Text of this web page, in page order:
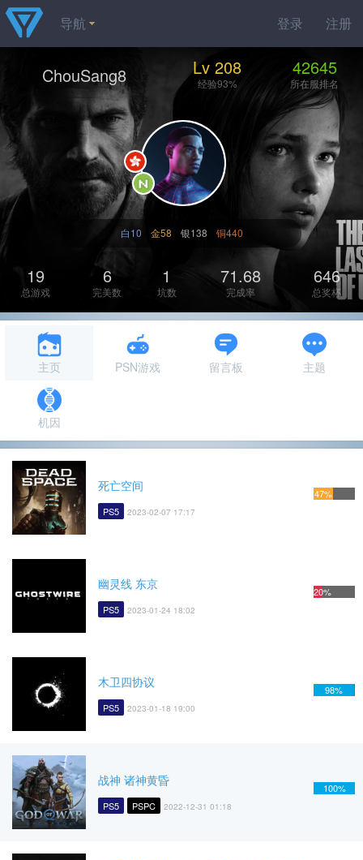
登录 注册
导航
ChouSang8 Lv 208
经验93%
42645
所在服排名
白10 金58 银138 铜440
19
总游戏
6
完美数
1
坑数
71.68
完成率
646
总奖杯
主页 PSN游戏 留言板 主题
机因
死亡空间
PS5 2023-02-07 17:17
47%
幽灵线 东京
PS5 2023-01-24 18:02
20%
木卫四协议
PS5 2023-01-18 19:00
98%
战神 诸神黄昏
PS5 PSPC 2022-12-31 01:18
100%